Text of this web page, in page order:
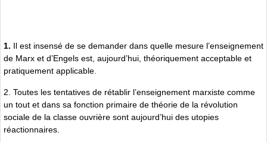
1. Il est insensé de se demander dans quelle mesure l’enseignement
de Marx et d’Engels est, aujourd’hui, théoriquement acceptable et
pratiquement applicable.
2. Toutes les tentatives de rétablir l’enseignement marxiste comme
un tout et dans sa fonction primaire de théorie de la révolution
sociale de la classe ouvrière sont aujourd’hui des utopies
réactionnaires.